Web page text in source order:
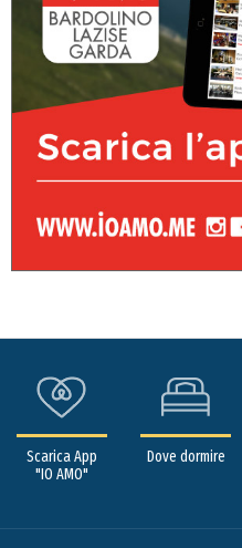
Scarica App
"IO AMO"
Dove dormire